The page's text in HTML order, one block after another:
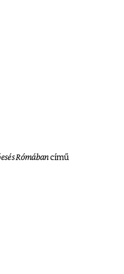
Rómábancímű